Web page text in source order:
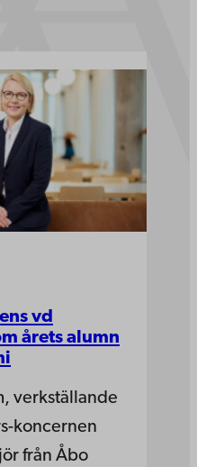
vd
årets alumn
verkställande
koncernen
från Åbo